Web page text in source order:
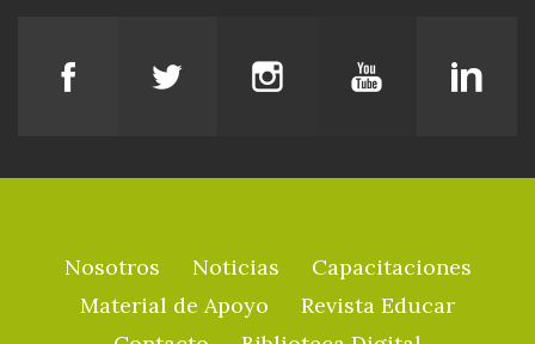
Nosotros Noticias
Capacitaciones
Material de Apoyo
Revista Educar